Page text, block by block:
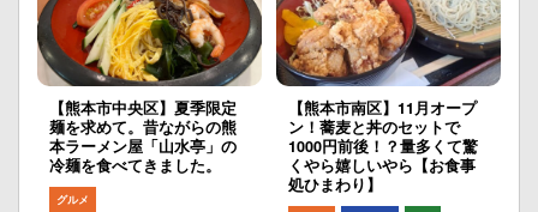
【熊本市中央区】夏季限定
麺を求めて。昔ながらの熊
本ラーメン屋「山水亭」の
冷麺を食べてきました。
グルメ
【熊本市南区】11月オープ
ン！蕎麦と丼のセットで
1000円前後！？量多くて驚
くやら嬉しいやら【お食事
処ひまわり】